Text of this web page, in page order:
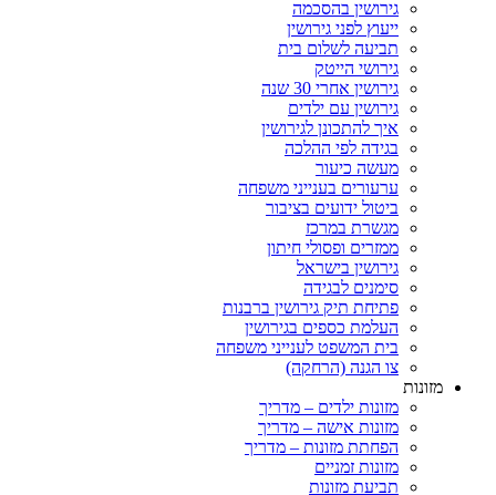
גירושין בהסכמה
ייעוץ לפני גירושין
תביעה לשלום בית
גירושי הייטק
גירושין אחרי 30 שנה
גירושין עם ילדים
איך להתכונן לגירושין
בגידה לפי ההלכה
מעשה כיעור
ערעורים בענייני משפחה
ביטול ידועים בציבור
מגשרת במרכז
ממזרים ופסולי חיתון
גירושין בישראל
סימנים לבגידה
פתיחת תיק גירושין ברבנות
העלמת כספים בגירושין
בית המשפט לענייני משפחה
צו הגנה (הרחקה)
מזונות ילדים – מדריך
מזונות אישה – מדריך
הפחתת מזונות – מדריך
מזונות זמניים
תביעת מזונות